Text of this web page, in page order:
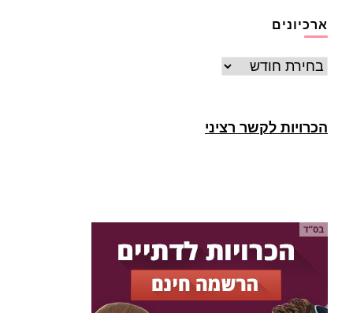
ארכיונים
ארכיונים
הכרויות לקשר רציני